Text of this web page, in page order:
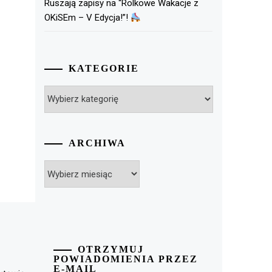
Ruszają zapisy na “Rolkowe Wakacje z
OKiSEm – V Edycja!”!
KATEGORIE
ARCHIWA
OTRZYMUJ
POWIADOMIENIA PRZEZ
E-MAIL